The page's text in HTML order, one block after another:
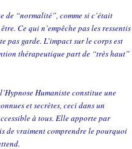
de “normalité”, comme si c’était
Ce qui n’empêche pas les ressentis
pas garde. L’impact sur le corps est
thérapeutique part de “très haut”
Humaniste constitue une
et secrètes, ceci dans un
à tous. Elle apporte par
de vraiment comprendre le pourquoi